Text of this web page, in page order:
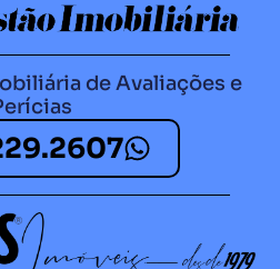
de Avaliações e